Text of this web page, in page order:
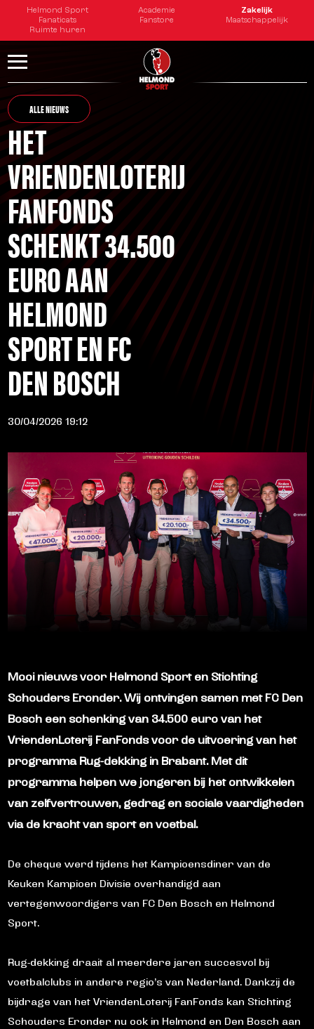
Helmond Sport Academie
Zakelijk
Fanaticats
Fanstore
Maatschappelijk
Ruimte huren
ALLE NIEUWS
HET
VRIENDENLOTERIJ
FANFONDS
SCHENKT 34.500
EURO AAN
HELMOND
SPORT EN FC
DEN BOSCH
30/04/2026 19:12
Mooi nieuws voor Helmond Sport en Stichting
Schouders Eronder. Wij ontvingen samen met FC Den
Bosch een schenking van 34.500 euro van het
VriendenLoterij FanFonds voor de uitvoering van het
programma Rug-dekking in Brabant. Met dit
programma helpen we jongeren bij het ontwikkelen
van zelfvertrouwen, gedrag en sociale vaardigheden
via de kracht van sport en voetbal.
De cheque werd tijdens het Kampioensdiner van de
Keuken Kampioen Divisie overhandigd aan
vertegenwoordigers van FC Den Bosch en Helmond
Sport.
Rug-dekking draait al meerdere jaren succesvol bij
voetbalclubs in andere regio’s van Nederland. Dankzij de
bijdrage van het VriendenLoterij FanFonds kan Stichting
Schouders Eronder nu ook in Helmond en Den Bosch aan